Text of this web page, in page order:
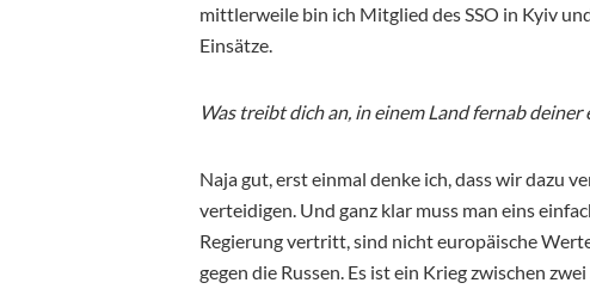
mittlerweile bin ich Mitglied des SSO in Kyiv
Einsätze.
Was treibt dich an, in einem Land fernab
Naja gut, erst einmal denke ich, dass wir dazu
verteidigen. Und ganz klar muss man eins
Regierung vertritt, sind nicht europäische
gegen die Russen. Es ist ein Krieg zwischen